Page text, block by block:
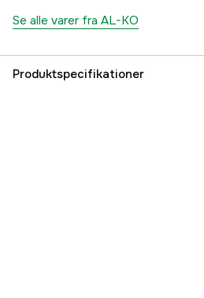
Se alle varer fra AL-KO
Produktspecifikationer